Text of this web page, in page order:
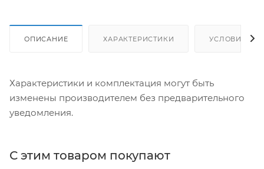
ОПИСАНИЕ ХАРАКТЕРИСТИКИ УСЛОВИЯ
Характеристики и комплектация могут быть
изменены производителем без предварительного
уведомления.
С этим товаром покупают